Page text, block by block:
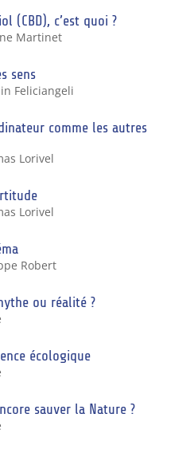
(CBD), c’est quoi ?
Martinet
sens
Feliciangeli
comme les autres
Lorivel
Lorivel
Robert
ou réalité ?
écologique
sauver la Nature ?